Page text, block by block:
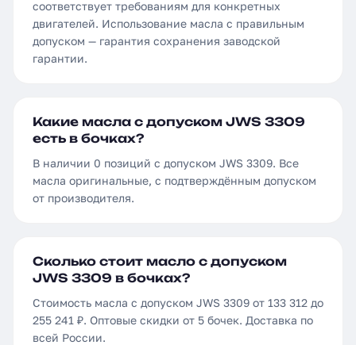
соответствует требованиям для конкретных
двигателей. Использование масла с правильным
допуском — гарантия сохранения заводской
гарантии.
Какие масла с допуском JWS 3309
есть в бочках?
В наличии 0 позиций с допуском JWS 3309. Все
масла оригинальные, с подтверждённым допуском
от производителя.
Сколько стоит масло с допуском
JWS 3309 в бочках?
Стоимость масла с допуском JWS 3309 от 133 312 до
255 241 ₽. Оптовые скидки от 5 бочек. Доставка по
всей России.